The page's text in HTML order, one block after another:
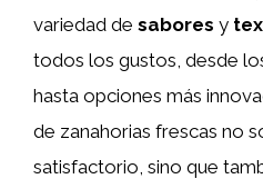
variedad de sabores y
todos los gustos, desde
hasta opciones más
de zanahorias frescas no
satisfactorio, sino que